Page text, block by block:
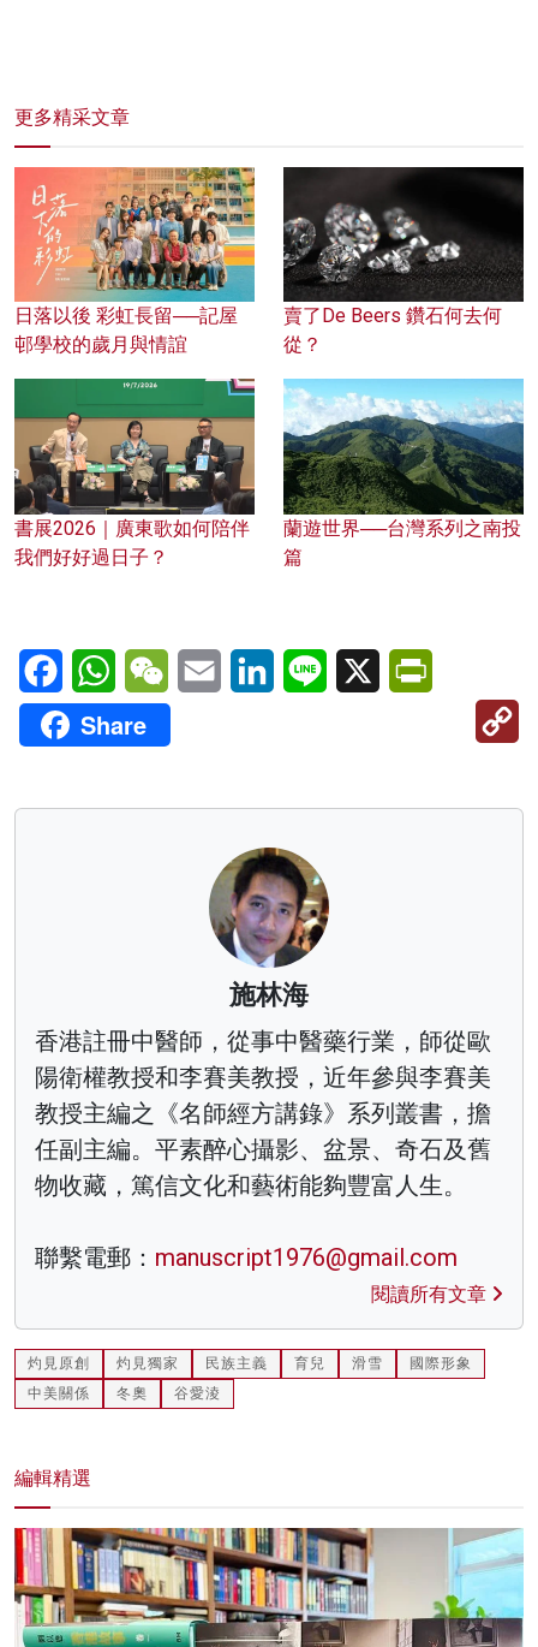
更多精采文章
日落以後 彩虹長留──記屋
邨學校的歲月與情誼
賣了De Beers 鑽石何去何
從？
書展2026｜廣東歌如何陪伴
我們好好過日子？
蘭遊世界──台灣系列之南投
篇
FacebookWhatsAppWeChatEmail LinkedInLine X
Share
施林海
香港註冊中醫師，從事中醫藥行業，師從歐
陽衛權教授和李賽美教授，近年參與李賽美
教授主編之《名師經方講錄》系列叢書，擔
任副主編。平素醉心攝影、盆景、奇石及舊
物收藏，篤信文化和藝術能夠豐富人生。
聯繫電郵： manuscript1976@gmail.com
閱讀所有文章
灼見原創 灼見獨家 民族主義 育兒 滑雪
國際形象
中美關係
冬奧 谷愛淩
編輯精選